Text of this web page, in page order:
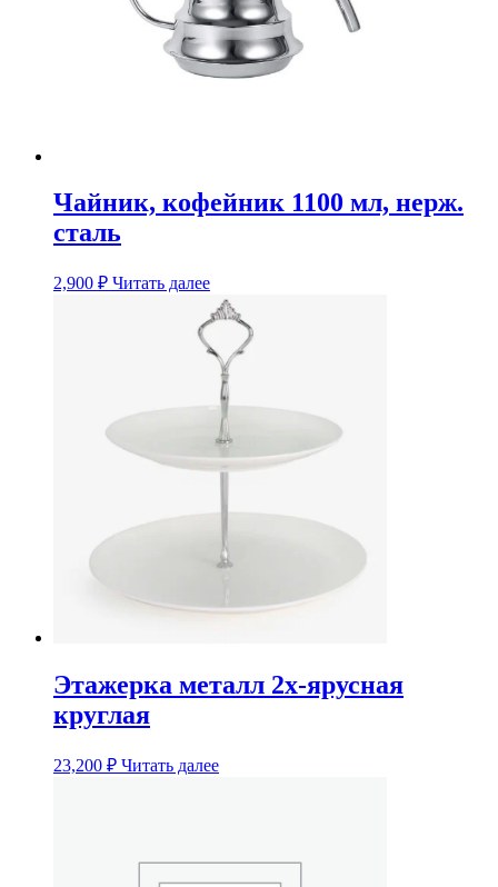
Чайник, кофейник 1100 мл, нерж.
сталь
2,900 ₽ Читать далее
Этажерка металл 2х-ярусная
круглая
23,200 ₽ Читать далее